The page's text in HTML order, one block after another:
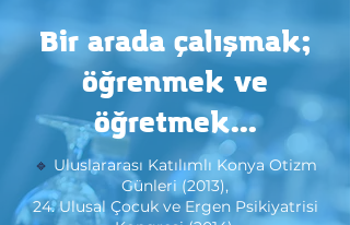
Bir arada çalışmak;
öğrenmek ve
öğretmek...
🔹 Uluslararası Katılımlı Konya Otizm
Günleri (2013),
24. Ulusal Çocuk ve Ergen Psikiyatrisi